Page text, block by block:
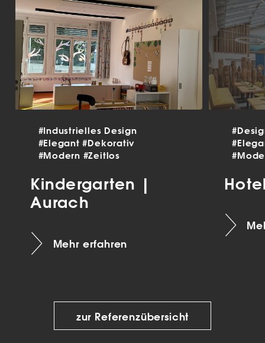
#Industrielles Design
#Elegant#Dekorativ
#Modern #Zeitlos
Kindergarten |
Aurach
Mehr erfahren
zur Referenzübersicht